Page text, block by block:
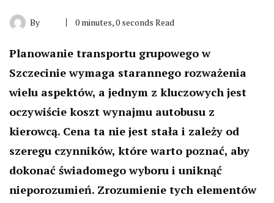
By 0 minutes, 0 seconds Read
Planowanie transportu grupowego w
Szczecinie wymaga starannego rozważenia
wielu aspektów, a jednym z kluczowych jest
oczywiście koszt wynajmu autobusu z
kierowcą. Cena ta nie jest stała i zależy od
szeregu czynników, które warto poznać, aby
dokonać świadomego wyboru i uniknąć
nieporozumień. Zrozumienie tych elementów